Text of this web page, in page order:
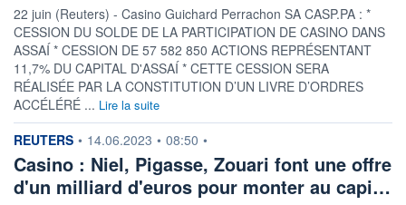
22 juin (Reuters) - Casino Guichard Perrachon SA CASP.PA : *
CESSION DU SOLDE DE LA PARTICIPATION DE CASINO DANS
ASSAÍ * CESSION DE 57 582 850 ACTIONS REPRÉSENTANT
11,7% DU CAPITAL D'ASSAÍ * CETTE CESSION SERA
RÉALISÉE PAR LA CONSTITUTION D’UN LIVRE D’ORDRES
ACCÉLÉRÉ ... Lire la suite
information fournie par
REUTERS • 14.06.2023 • 08:50 •
Casino : Niel, Pigasse, Zouari font une offre
d'un milliard d'euros pour monter au capi…